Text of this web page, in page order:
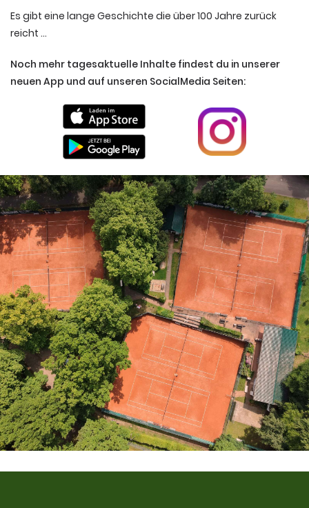
Es gibt eine lange Geschichte die über 100 Jahre zurück
reicht ...
Noch mehr tagesaktuelle Inhalte findest du in unserer
neuen App und auf unseren SocialMedia Seiten: